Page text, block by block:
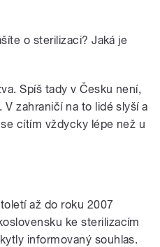
o sterilizaci? Jaká je
Spíš tady v Česku není,
zahraničí na to lidé slyší a
cítím vždycky lépe než u
až do roku 2007
ke sterilizacím
informovaný souhlas.